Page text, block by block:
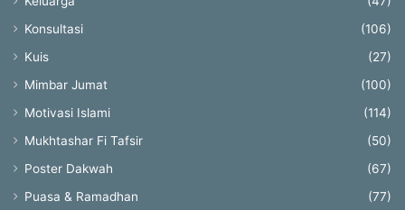
Konsultasi
(106)
Kuis
(27)
Mimbar Jumat
(100)
Motivasi Islami
(114)
Mukhtashar Fi Tafsir
(50)
Poster Dakwah
(67)
Puasa & Ramadhan
(77)